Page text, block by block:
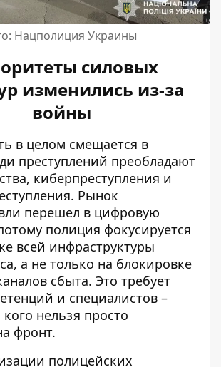
Нацполиция Украины
силовых
изменились из-за
войны
в целом смещается в
преступлений преобладают
киберпреступления и
Рынок
перешел в цифровую
полиция фокусируется
всей инфраструктуры
а не только на блокировке
сбыта. Это требует
и специалистов –
нельзя просто
фронт.
полицейских